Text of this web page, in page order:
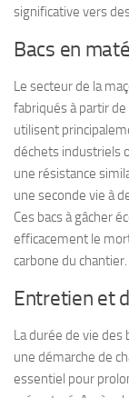
significative vers
Bacs en
Le secteur de la
fabriqués à partir
utilisent
déchets industriels
une résistance
une seconde vie à
Ces bacs à gâcher
efficacement le
carbone du chantier.
Entretien et
La durée de vie des
une démarche de
essentiel pour